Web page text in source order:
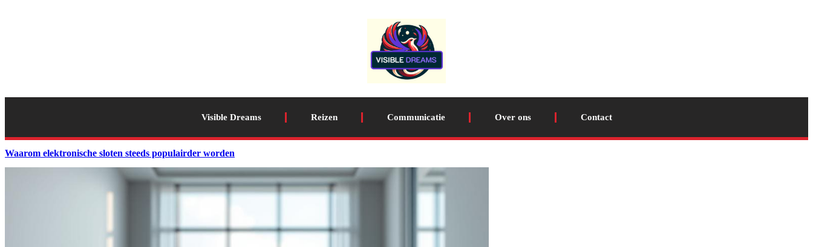
Visible Dreams Reizen Communicatie Over ons Contact
Waarom elektronische sloten steeds populairder worden